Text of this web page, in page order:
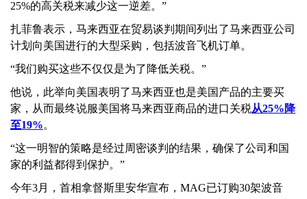
25%的高关税来减少这一逆差。”
扎菲鲁表示，马来西亚在贸易谈判期间列出了马来西亚公司
计划向美国进行的大型采购，包括波音飞机订单。
“我们购买这些不仅仅是为了降低关税。”
他说，此举向美国表明了马来西亚也是美国产品的主要买
家，从而最终说服美国将马来西亚商品的进口关税从25%降
至19%。
“这一明智的策略是经过周密谈判的结果，确保了公司和国
家的利益都得到保护。”
今年3月，首相拿督斯里安华宣布，MAG已订购30架波音